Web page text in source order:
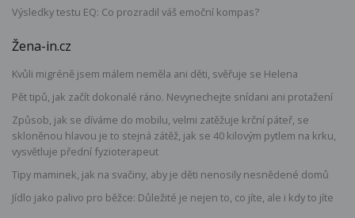
Výsledky testu EQ: Co prozradil váš emoční kompas?
Žena-in.cz
Kvůli migréně jsem málem neměla ani děti, svěřuje se Helena
Pět tipů, jak začít dokonalé ráno. Nevynechejte snídani ani protažení
Způsob, jak se díváme do mobilu, velmi zatěžuje krční páteř, se
skloněnou hlavou je to stejná zátěž, jak se 40 kilovým pytlem na krku,
vysvětluje přední fyzioterapeut
Tipy maminek, jak na svačiny, aby je děti nenosily nesnědené domů
Jídlo jako palivo pro běžce: Důležité je nejen to, co jíte, ale i kdy to jíte